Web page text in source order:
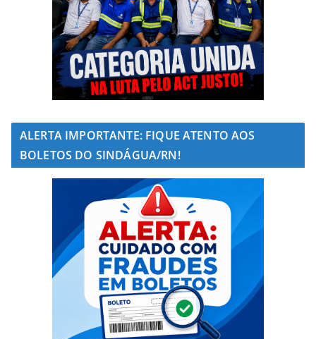
ALERTA IMPORTANTE: FIQUE ATENTO AOS
BOLETOS DO SINDÁGUA/RN!